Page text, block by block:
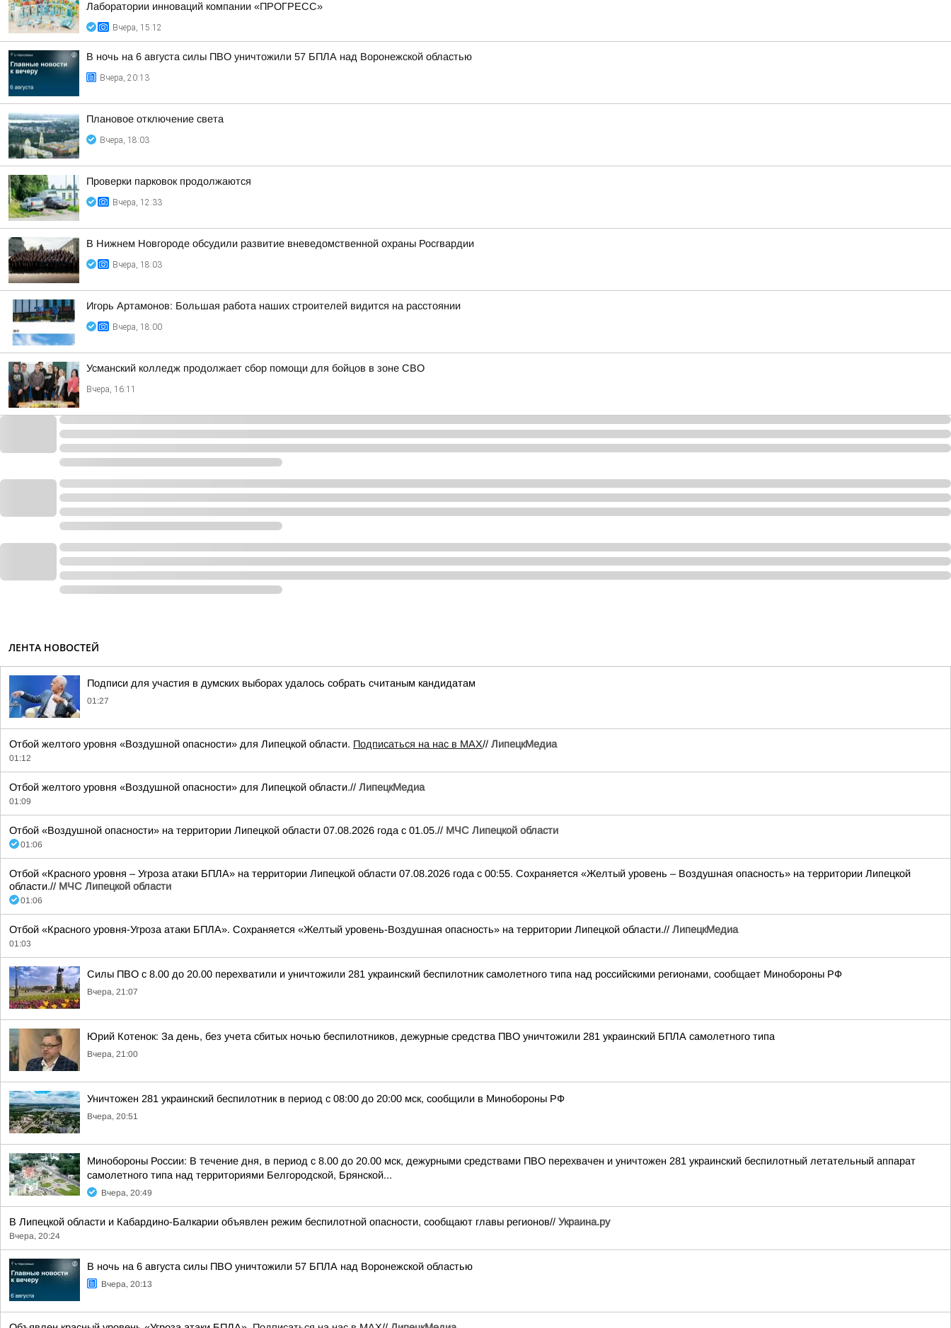
Лаборатории инноваций компании «ПРОГРЕСС»
Вчера, 15:12
В ночь на 6 августа силы ПВО уничтожили 57 БПЛА над Воронежской областью
Вчера, 20:13
Плановое отключение света
Вчера, 18:03
Проверки парковок продолжаются
Вчера, 12:33
В Нижнем Новгороде обсудили развитие вневедомственной охраны Росгвардии
Вчера, 18:03
Игорь Артамонов: Большая работа наших строителей видится на расстоянии
Вчера, 18:00
Усманский колледж продолжает сбор помощи для бойцов в зоне СВО
Вчера, 16:11
ЛЕНТА НОВОСТЕЙ
Подписи для участия в думских выборах удалось собрать считаным кандидатам
01:27
Отбой желтого уровня «Воздушной опасности» для Липецкой области. Подписаться на нас в МАХ// ЛипецкМедиа
01:12
Отбой желтого уровня «Воздушной опасности» для Липецкой области.// ЛипецкМедиа
01:09
Отбой «Воздушной опасности» на территории Липецкой области 07.08.2026 года с 01.05.// МЧС Липецкой области
01:06
Отбой «Красного уровня – Угроза атаки БПЛА» на территории Липецкой области 07.08.2026 года с 00:55. Сохраняется «Желтый уровень – Воздушная опасность» на территории Липецкой
области.// МЧС Липецкой области
01:06
Отбой «Красного уровня-Угроза атаки БПЛА». Сохраняется «Желтый уровень-Воздушная опасность» на территории Липецкой области.// ЛипецкМедиа
01:03
Силы ПВО с 8.00 до 20.00 перехватили и уничтожили 281 украинский беспилотник самолетного типа над российскими регионами, сообщает Минобороны РФ
Вчера, 21:07
Юрий Котенок: За день, без учета сбитых ночью беспилотников, дежурные средства ПВО уничтожили 281 украинский БПЛА самолетного типа
Вчера, 21:00
Уничтожен 281 украинский беспилотник в период с 08:00 до 20:00 мск, сообщили в Минобороны РФ
Вчера, 20:51
Минобороны России: В течение дня, в период с 8.00 до 20.00 мск, дежурными средствами ПВО перехвачен и уничтожен 281 украинский беспилотный летательный аппарат
самолетного типа над территориями Белгородской, Брянской...
Вчера, 20:49
В Липецкой области и Кабардино-Балкарии объявлен режим беспилотной опасности, сообщают главы регионов// Украина.ру
Вчера, 20:24
В ночь на 6 августа силы ПВО уничтожили 57 БПЛА над Воронежской областью
Вчера, 20:13